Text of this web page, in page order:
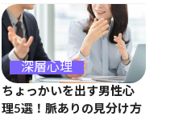
深層心理
ちょっかいを出す男性心
理5選！脈ありの見分け方